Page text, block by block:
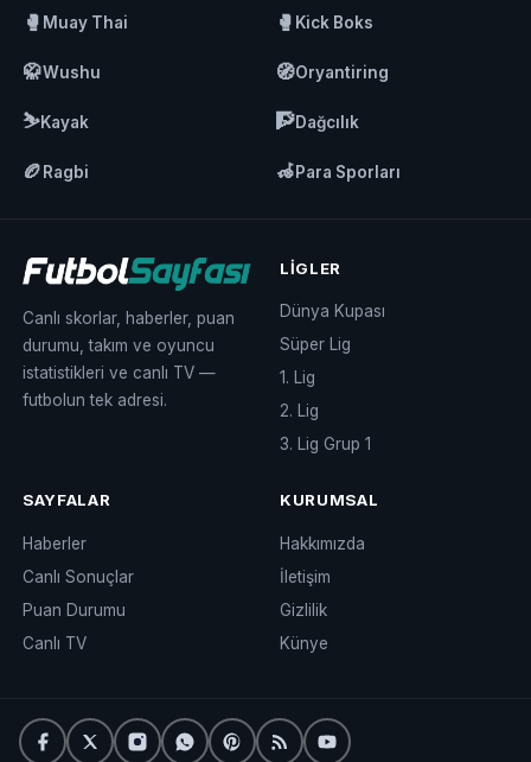
🥊 Muay Thai 🥊 Kick Boks
🥋Wushu 🧭Oryantiring
⛷️Kayak 🧗Dağcılık
🏉 Ragbi 🦽Para Sporları
Canlı skorlar, haberler, puan
durumu, takım ve oyuncu
istatistikleri ve canlı TV —
futbolun tek adresi.
LIGLER
Dünya Kupası
Süper Lig
1. Lig
2. Lig
3. Lig Grup 1
SAYFALAR
Haberler
Canlı Sonuçlar
Puan Durumu
Canlı TV
KURUMSAL
Hakkımızda
İletişim
Gizlilik
Künye